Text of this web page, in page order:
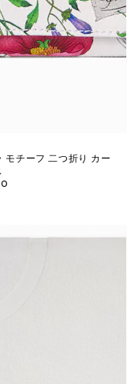
モチーフ 二つ折り カー